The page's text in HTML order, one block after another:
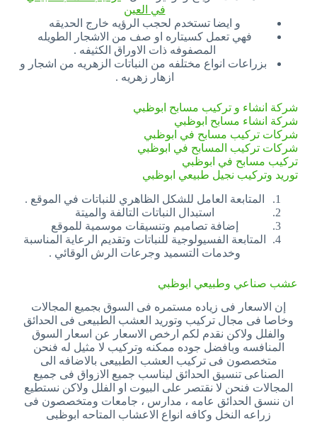
في العين
و ايضا تستخدم لحجب الرؤيه خارج الحديقه
فهي تعمل كسيتاره او صف من الاشجار الطويله
المصفوفه ذات الاوراق الكثيفه .
بزراعات انواع مختلفه من النباتات الزهريه من اشجار و
ازهار زهريه .
شركة انشاء و تركيب مسابح ابوظبي
شركة انشاء مسابح ابوظبي
شركات تركيب مسابح في ابوظبي
شركات تركيب المسابح في ابوظبي
تركيب مسابح في ابوظبي
توريد وتركيب نجيل طبيعي ابوظبي
المتابعة العامل للشكل الظاهري للنباتات في الموقع .
استبدال النباتات التالفة والميتة
إضافة تصاميم وتنسيقات موسمية للموقع
المتابعة الفسيولوجية للنباتات وتقديم الرعاية المناسبة
وخدمات التسميد وجرعات الرش الوقائي .
عشب صناعي وطبيعي ابوظبي
إن الاسعار فى زياده مستمره فى السوق بجميع المجالات
وخاصا فى مجال تركيب وتوريد العشب الطبيعى فى الحدائق
والفلل ولاكن نقدم لكم ارخص الاسعار عن اسعار السوق
المنافسه وبافضل جوده ممكنه وتركيب لا مثيل له فنحن
متخصصون فى تركيب العشب الطبيعى بالاضافه الى
الصناعى تنسيق الحدائق ليناسب جميع الازواق فى جميع
المجالات فنحن لا نقتصر على البيوت او الفلل ولاكن نستطيع
ان ننسق الحدائق عامه ، مدارس ، جامعات ومتخصصون فى
زراعه النخل وكافه انواع الاعشاب المتاحه ابوظبى